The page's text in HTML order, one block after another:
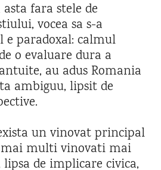
fara stele de
vocea sa s-a
e paradoxal: calmul
o evaluare dura a
au adus Romania
ambiguu, lipsit de
un vinovat principal
mai multi vinovati mai
de implicare civica,